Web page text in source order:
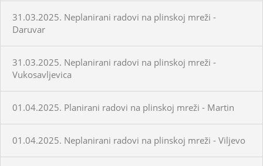
31.03.2025. Neplanirani radovi na plinskoj mreži -
Daruvar
31.03.2025. Neplanirani radovi na plinskoj mreži -
Vukosavljevica
01.04.2025. Planirani radovi na plinskoj mreži - Martin
01.04.2025. Neplanirani radovi na plinskoj mreži - Viljevo